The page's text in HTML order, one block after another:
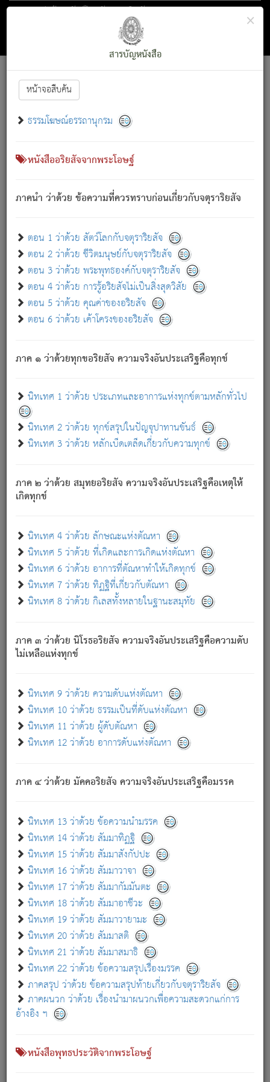
ตอน 1 ว่าด้วย สัตว์โลกกับจตุราริยสัจ
สารบัญ×
สารบัญหนังสือ
หน้าจอสืบค้น
ธรรมโฆษณ์อรรถานุกรม
หนังสืออริยสัจจากพระโอษฐ์
ภาคนำ ว่าด้วย ข้อความที่ควรทราบก่อนเกี่ยวกับจตุราริยสัจ
ตอน 1 ว่าด้วย สัตว์โลกกับจตุราริยสัจ
ตอน 2 ว่าด้วย ชีวิตมนุษย์กับจตุราริยสัจ
ตอน 3 ว่าด้วย พระพุทธองค์กับจตุราริยสัจ
ตอน 4 ว่าด้วย การรู้อริยสัจไม่เป็นสิ่งสุดวิสัย
ตอน 5 ว่าด้วย คุณค่าของอริยสัจ
ตอน 6 ว่าด้วย เค้าโครงของอริยสัจ
ภาค ๑ ว่าด้วยทุกขอริยสัจ ความจริงอันประเสริฐคือทุกข์
นิทเทศ 1 ว่าด้วย ประเภทและอาการแห่งทุกข์ตามหลักทั่วไป
นิทเทศ 2 ว่าด้วย ทุกข์สรุปในปัญจุปาทานขันธ์
นิทเทศ 3 ว่าด้วย หลักเบ็ดเตล็ดเกี่ยวกับความทุกข์
ภาค ๒ ว่าด้วย สมุทยอริยสัจ ความจริงอันประเสริฐคือเหตุให้
เกิดทุกข์
นิทเทศ 4 ว่าด้วย ลักษณะแห่งตัณหา
นิทเทศ 5 ว่าด้วย ที่เกิดและการเกิดแห่งตัณหา
นิทเทศ 6 ว่าด้วย อาการที่ตัณหาทำให้เกิดทุกข์
นิทเทศ 7 ว่าด้วย ทิฏฐิที่เกี่ยวกับตัณหา
นิทเทศ 8 ว่าด้วย กิเลสทั้งหลายในฐานะสมุทัย
ภาค ๓ ว่าด้วย นิโรธอริยสัจ ความจริงอันประเสริฐคือความดับ
ไม่เหลือแห่งทุกข์
นิทเทศ 9 ว่าด้วย ความดับแห่งตัณหา
นิทเทศ 10 ว่าด้วย ธรรมเป็นที่ดับแห่งตัณหา
นิทเทศ 11 ว่าด้วย ผู้ดับตัณหา
นิทเทศ 12 ว่าด้วย อาการดับแห่งตัณหา
ภาค ๔ ว่าด้วย มัคคอริยสัจ ความจริงอันประเสริฐคือมรรค
นิทเทศ 13 ว่าด้วย ข้อความนำมรรค
นิทเทศ 14 ว่าด้วย สัมมาทิฏฐิ
นิทเทศ 15 ว่าด้วย สัมมาสังกัปปะ
นิทเทศ 16 ว่าด้วย สัมมาวาจา
นิทเทศ 17 ว่าด้วย สัมมากัมมันตะ
นิทเทศ 18 ว่าด้วย สัมมาอาชีวะ
นิทเทศ 19 ว่าด้วย สัมมาวายามะ
นิทเทศ 20 ว่าด้วย สัมมาสติ
นิทเทศ 21 ว่าด้วย สัมมาสมาธิ
นิทเทศ 22 ว่าด้วย ข้อความสรุปเรื่องมรรค
ภาคสรุป ว่าด้วย ข้อความสรุปท้ายเกี่ยวกับจตุราริยสัจ
ภาคผนวก ว่าด้วย เรื่องนำมาผนวกเพื่อความสะดวกแก่การ
อ้างอิง ฯ
หนังสือพุทธประวัติจากพระโอษฐ์
Font :15 ]||
สัตว์โลกนี้ เกิดความเดือดร้อนแล้ว มีผัสสะบังหน้า
เขาสำคัญสิ่งใด โดยความเป็นประการใด แต่สิ่งนั้นย่อมเป็น
(ตามที่เป็นจริง) โดยประการอื่นจากที่เขาสำคัญนั้น
สัตว์โลกติดข้องอยู่ในภพ ถูกภพบังหน้าแล้ว มีภพโดยความ
เป็นอย่างอื่น (จากที่มันเป็นอยู่จริง) จึงได้เพลิดเพลินยิ่งนักในภพ
เขาเพลิดเพลินยิ่งนักในสิ่งใด สิ่งนั้นเป็นภัย (ที่เขาไม่รู้จัก)
เขากลัวต่อสิ่งใดสิ่งนั้นเป็นทุกข์
พรหมจรรย์นี้ อันบุคคลย่อมประพฤติ ก็เพื่อการละขาดซึ่ง
ภพ.
สมณะหรือพราหมณ์เหล่าใด กล่าวความหลุดพ้นจากภพว่า
มีได้เพราะภพ เรากล่าวว่า สมณะหรือพราหมณ์ทั้งปวงนั้น
มิใช่ผู้หลดพ้นจากภพ.
ภพ ว่ามีได้เพราะวิภพ[2]: เรากล่าวว่า สมณะหรือพราหมณ์ทั้ง
ปวงนั้น ก็ยังสลัดภพออกไปไม่ได้.
ก็ทุกข์นี้มีขึ้น เพราะอาศัยซึ่งอุปธิทั้งปวง.
เพราะความสิ้นไปแห่งอุปาทานทั้งปวง ความเกิดขึ้นแห่ง
ทุกข์จึงไม่มี.
ท่านจงดูโลกนี้เถิด (จะเห็นว่า) สัตว์ทั้งหลายอันอวิชาหนา
แน่นบังหนาแล้ว; และว่า สัตว์ผู้ยินดีในภพอันเป็นแล้วนั้น ย่อม
อันเป็นไปในที่หรือเวลาทั้งปวง[3]เพื่อความมีแห่งประโยชน์โดย
ประการทั้งปวง; ภพทั้งหลายทั้งหมดนั้น ไม่เที่ยง เป็นทุกข์ มี
ความแปรปรวนเป็นธรรมดา.
อย่างนี้อยู่; เขาย่อมละภวตัณหาได้ และไม่เพลิดเพลินวิภวตัณหา
ด้วย.
ความดับเพราะความสำรอกไม่เหลือ (แห่งภพทั้งหลาย)
เพราะความสิ้นไปแห่งตัณหาโดยประการทั้งปวง นั้นคือ
นิพพาน.
ภพใหม่ย่อมไม่มีแก่ภิกษุนั้น ผู้ดับเย็นสนิทแล้ว เพราะไม่มี
ภิกษุนั้น เป็นผู้ครอบงำมารได้แล้ว ชนะสงครามแล้ว ก้าวล่วง
ภพทั้งหลายทั้งปวงได้แล้ว เป็นผู้คงที่ (คือไม่เปลี่ยนแปลงอีกต่อ
- อุ.ขุ. ๒๕/๑๒๑/๘๔.
(ข้อความนี้ เป็นพระพุทธอุทานที่ทรงเปล่งออก ที่โคนต้นโพธิ์
เป็นที่ตรัสรู้ เมื่อตรัสรู้แล้วได้ 7 วัน)
เกี่ยวกับธรรมโฆษณ์ออนไลน์ (Disclaimer)
แม้ระบบ "ธรรมโฆษณ์ออนไลน์" พยายามปรับปรุงข้อมูลให้ถูกต้องมากที่สุด
ผู้ศึกษาก็พึงตรวจสอบกับตัวเล่มหนังสือต้นฉบับ ที่มีการพิมพ์ครั้งล่าสุด
ก่อนนำข้อมูลไปใช้ในการอ้างอิง"
เกี่ยวกับอัตถจารี|เกี่ยวกับการพัฒนา|แจ้งข้อผิดพลาด / แนะนำ
หนังสือที่เกี่ยวข้อง